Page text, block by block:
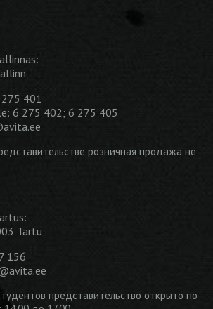
401
6 275 402; 6 275 405
розничная продажа не
Tartu
156
представительство открыто по